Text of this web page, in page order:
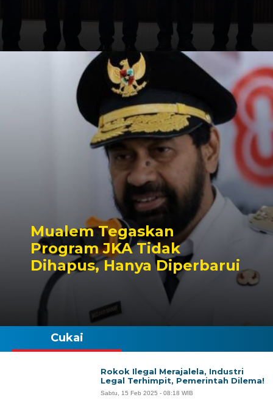
Mualem Tegaskan
Program JKA Tidak
Dihapus, Hanya Diperbarui
Cukai
Rokok Ilegal Merajalela, Industri
Legal Terhimpit, Pemerintah Dilema!
Sabtu, 15 Feb 2025 - 08:18 WIB